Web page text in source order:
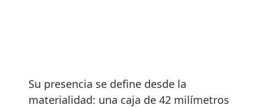
Su presencia se define desde la
materialidad: una caja de 42 milímetros